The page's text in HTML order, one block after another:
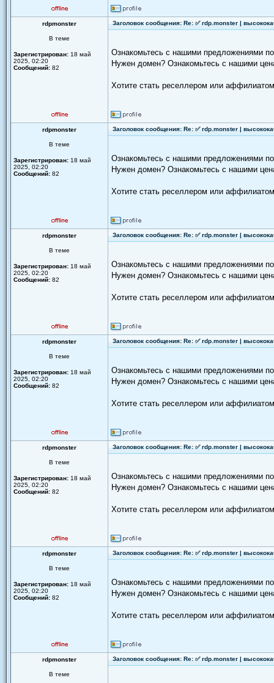
rdpmonster Заголовок сообщения: Re: ✅ rdp.monster |
В теме
Зарегистрирован: 18 май
2025, 02:20
Сообщений: 82
Ознакомьтесь с нашими предложениями
Нужен домен? Ознакомьтесь с нашими
Хотите стать реселлером или
rdpmonster Заголовок сообщения: Re: ✅ rdp.monster |
В теме
Зарегистрирован: 18 май
2025, 02:20
Сообщений: 82
Ознакомьтесь с нашими предложениями
Нужен домен? Ознакомьтесь с нашими
Хотите стать реселлером или
rdpmonster Заголовок сообщения: Re: ✅ rdp.monster |
В теме
Зарегистрирован: 18 май
2025, 02:20
Сообщений: 82
Ознакомьтесь с нашими предложениями
Нужен домен? Ознакомьтесь с нашими
Хотите стать реселлером или
rdpmonster Заголовок сообщения: Re: ✅ rdp.monster |
В теме
Зарегистрирован: 18 май
2025, 02:20
Сообщений: 82
Ознакомьтесь с нашими предложениями
Нужен домен? Ознакомьтесь с нашими
Хотите стать реселлером или
rdpmonster Заголовок сообщения: Re: ✅ rdp.monster |
В теме
Зарегистрирован: 18 май
2025, 02:20
Сообщений: 82
Ознакомьтесь с нашими предложениями
Нужен домен? Ознакомьтесь с нашими
Хотите стать реселлером или
rdpmonster Заголовок сообщения: Re: ✅ rdp.monster |
В теме
Зарегистрирован: 18 май
2025, 02:20
Сообщений: 82
Ознакомьтесь с нашими предложениями
Нужен домен? Ознакомьтесь с нашими
Хотите стать реселлером или
rdpmonster Заголовок сообщения: Re: ✅ rdp.monster |
В теме